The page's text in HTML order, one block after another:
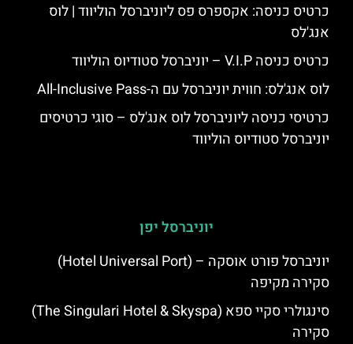
כרטיס כניסה: אקספרס פס ליוניברסל הוליווד | לוס
אנג'לס
כרטיס כניסה V.I.P – יוניברסל סטודיוס הוליווד
לוס אנג'לס: חווית יוניברסל עם ה-All-Inclusive Pass
כרטיסי כניסה ליוניברסל לוס אנג'לס – סוגי כרטיסים
יוניברסל סטודיוס הוליווד
יוניברסל יפן
יוניברסל פורט אוסקה – (Hotel Universal Port)
סקירה מקיפה
סינגולרי סקיי ספא (The Singulari Hotel & Skyspa)
סקירה